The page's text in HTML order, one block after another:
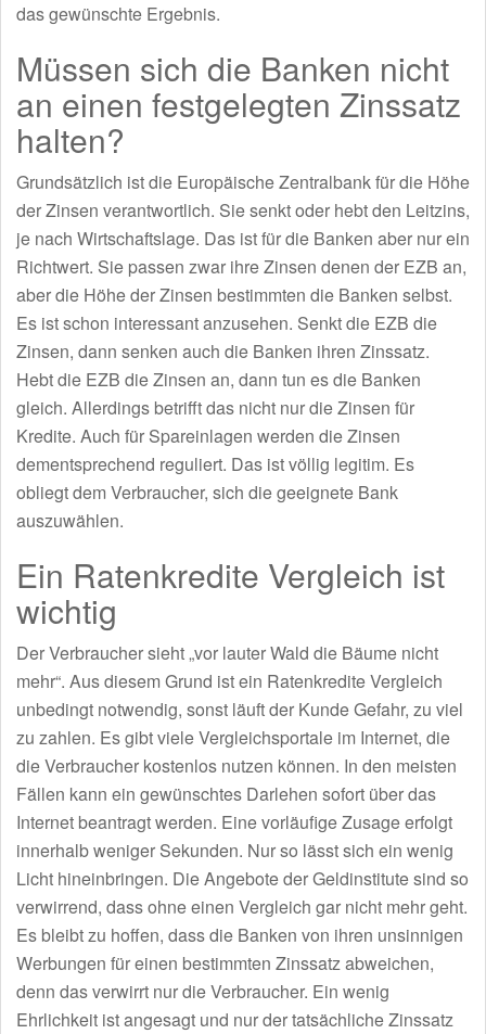
das gewünschte Ergebnis.
Müssen sich die Banken nicht
an einen festgelegten Zinssatz
halten?
Grundsätzlich ist die Europäische Zentralbank für die Höhe
der Zinsen verantwortlich. Sie senkt oder hebt den Leitzins,
je nach Wirtschaftslage. Das ist für die Banken aber nur ein
Richtwert. Sie passen zwar ihre Zinsen denen der EZB an,
aber die Höhe der Zinsen bestimmten die Banken selbst.
Es ist schon interessant anzusehen. Senkt die EZB die
Zinsen, dann senken auch die Banken ihren Zinssatz.
Hebt die EZB die Zinsen an, dann tun es die Banken
gleich. Allerdings betrifft das nicht nur die Zinsen für
Kredite. Auch für Spareinlagen werden die Zinsen
dementsprechend reguliert. Das ist völlig legitim. Es
obliegt dem Verbraucher, sich die geeignete Bank
auszuwählen.
Ein Ratenkredite Vergleich ist
wichtig
Der Verbraucher sieht „vor lauter Wald die Bäume nicht
mehr“. Aus diesem Grund ist ein Ratenkredite Vergleich
unbedingt notwendig, sonst läuft der Kunde Gefahr, zu viel
zu zahlen. Es gibt viele Vergleichsportale im Internet, die
die Verbraucher kostenlos nutzen können. In den meisten
Fällen kann ein gewünschtes Darlehen sofort über das
Internet beantragt werden. Eine vorläufige Zusage erfolgt
innerhalb weniger Sekunden. Nur so lässt sich ein wenig
Licht hineinbringen. Die Angebote der Geldinstitute sind so
verwirrend, dass ohne einen Vergleich gar nicht mehr geht.
Es bleibt zu hoffen, dass die Banken von ihren unsinnigen
Werbungen für einen bestimmten Zinssatz abweichen,
denn das verwirrt nur die Verbraucher. Ein wenig
Ehrlichkeit ist angesagt und nur der tatsächliche Zinssatz